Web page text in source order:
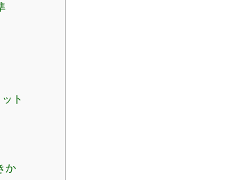
ト
か